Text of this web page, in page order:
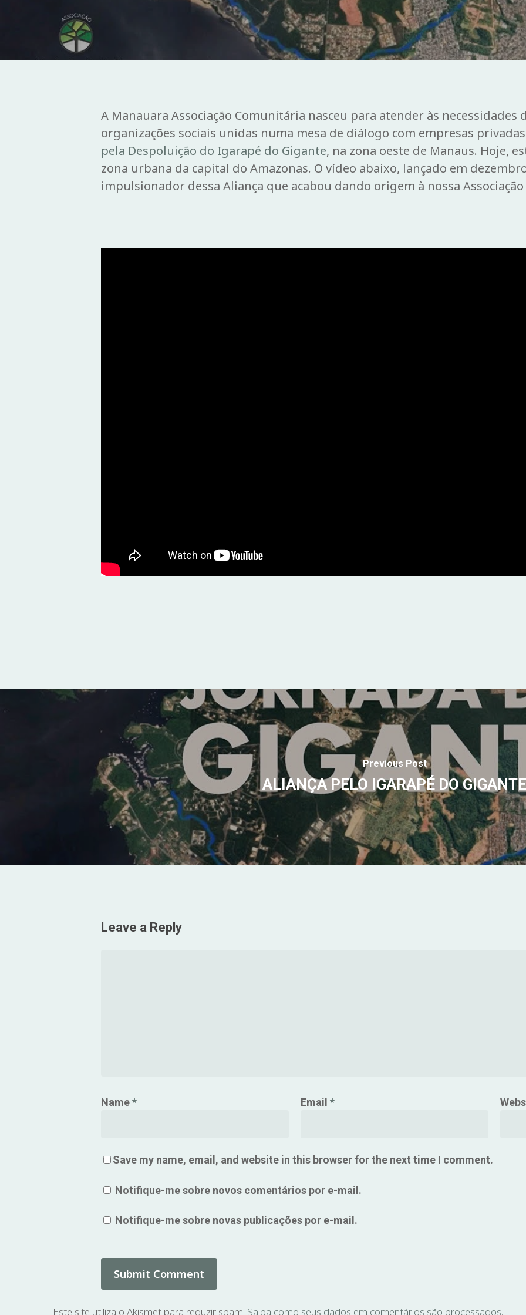
A Manauara Associação Comunitária nasceu para atender às necessidades
organizações sociais unidas numa mesa de diálogo com empresas
pela Despoluição do Igarapé do Gigante, na zona oeste de Manaus. Hoje,
zona urbana da capital do Amazonas. O vídeo abaixo, lançado em
impulsionador dessa Aliança que acabou dando origem à nossa Associação
Previous Post
ALIANÇA PELO IGARAPÉ DO GIGANTE
Leave a Reply
Name* Email *
Save my name, email, and website in this browser for the next time I comment.
Notifique-me sobre novos comentários por e-mail.
Notifique-me sobre novas publicações por e-mail.
Este site utiliza o Akismet para reduzir spam. Saiba como seus dados em comentários são processados.